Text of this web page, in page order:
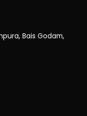
Bais Godam,